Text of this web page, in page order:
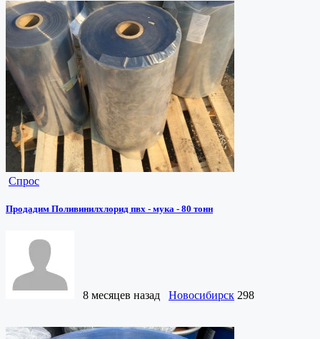
Спрос
Продадим Поливинилхлорид пвх - мука - 80 тонн
8 месяцев назад Новосибирск 298